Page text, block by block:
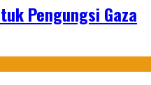
Pengungsi Gaza